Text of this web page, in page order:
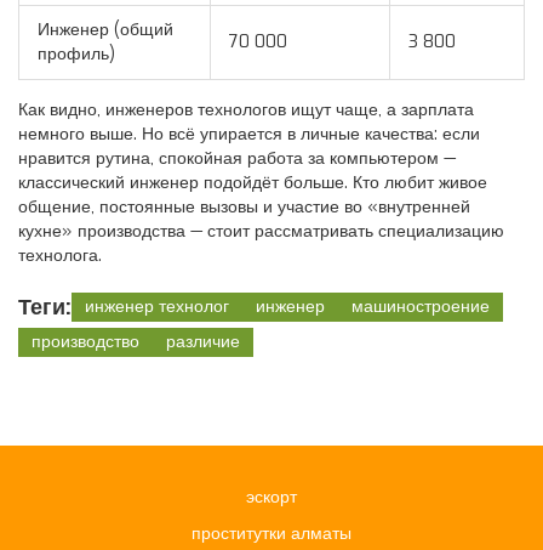
Инженер (общий
профиль)
70 000 3 800
Как видно, инженеров технологов ищут чаще, а зарплата
немного выше. Но всё упирается в личные качества: если
нравится рутина, спокойная работа за компьютером —
классический инженер подойдёт больше. Кто любит живое
общение, постоянные вызовы и участие во «внутренней
кухне» производства — стоит рассматривать специализацию
технолога.
Теги: инженер технолог инженер
машиностроение
производство
различие
эскорт
проститутки алматы